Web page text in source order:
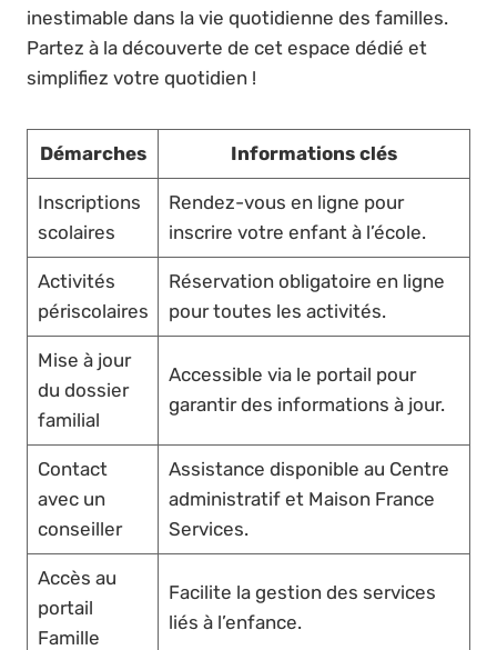
inestimable dans la vie quotidienne des familles.
Partez à la découverte de cet espace dédié et
simplifiez votre quotidien !
Démarches Informations clés
Inscriptions
scolaires
Rendez-vous en ligne pour
inscrire votre enfant à l’école.
Activités
périscolaires
Réservation obligatoire en ligne
pour toutes les activités.
Mise à jour
du dossier
familial
Accessible via le portail pour
garantir des informations à jour.
Contact
avec un
conseiller
Assistance disponible au Centre
administratif et Maison France
Services.
Accès au
portail
Famille
Facilite la gestion des services
liés à l’enfance.